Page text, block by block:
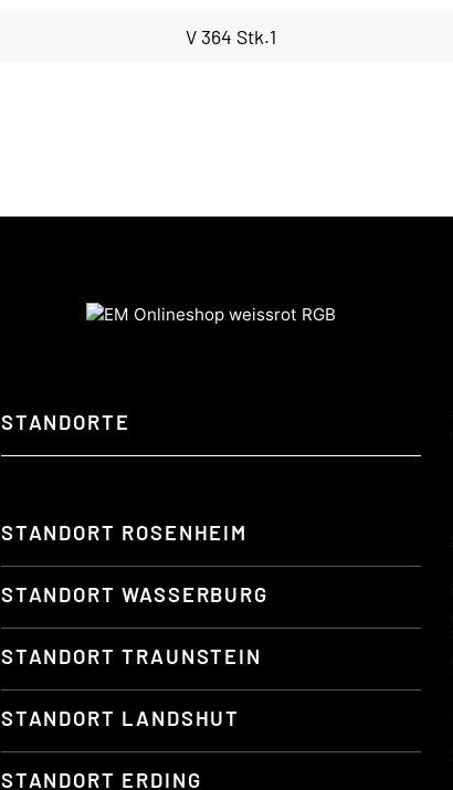
V 364 Stk.1
STANDORTE
STANDORT ROSENHEIM
STANDORT WASSERBURG
STANDORT TRAUNSTEIN
STANDORT LANDSHUT
STANDORT ERDING